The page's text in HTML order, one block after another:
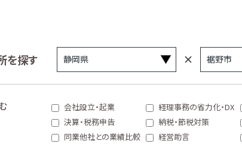
を探す
会社設立・起業 経理事務の省力化・DX
決算・税務申告
納税・節税対策
同業他社との業績比較
経営助言